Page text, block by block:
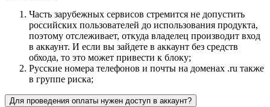
Часть зарубежных сервисов стремится не допустить
российских пользователей до использования продукта,
поэтому отслеживает, откуда владелец производит вход
в аккаунт. И если вы зайдете в аккаунт без средств
обхода, то это может привести к блоку;
Русские номера телефонов и почты на доменах .ru также
в группе риска;
Для проведения оплаты нужен доступ в аккаунт?